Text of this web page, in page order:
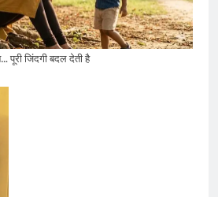
पूरी जिंदगी बदल देती है